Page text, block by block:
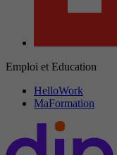
Emploi et Education
HelloWork
MaFormation